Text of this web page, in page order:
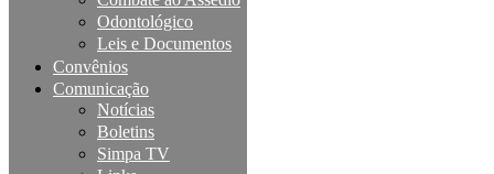
Odontológico
Leis e Documentos
Convênios
Comunicação
Notícias
Boletins
Simpa TV